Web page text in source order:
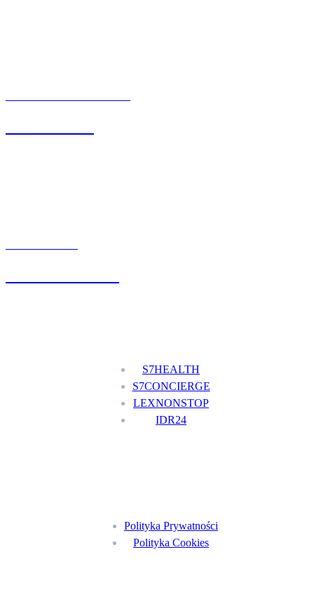
S7HEALTH
S7CONCIERGE
LEXNONSTOP
IDR24
Polityka Prywatności
Polityka Cookies